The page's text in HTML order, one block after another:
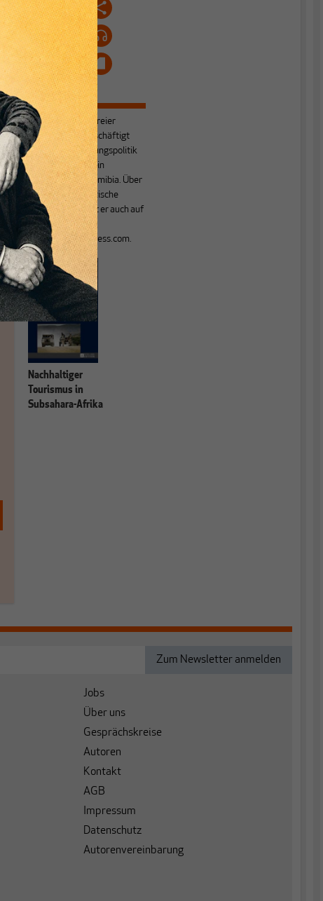
Nico Beckertist freier
Journalist und beschäftigt
sich mit Entwicklungspolitik
mit Aufenthalten in
Botswana und Namibia. Über
entwicklungspolitische
Themen berichtet er auch auf
seinem Blog
zebralogs.wordpress.com.
Nachhaltiger
Tourismus in
Subsahara-Afrika
Jobs
Über uns
Gesprächskreise
Autoren
Kontakt
AGB
Impressum
Datenschutz
Autorenvereinbarung